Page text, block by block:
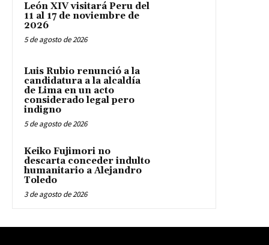
León XIV visitará Peru del
11 al 17 de noviembre de
2026
5 de agosto de 2026
Luis Rubio renunció a la
candidatura a la alcaldía
de Lima en un acto
considerado legal pero
indigno
5 de agosto de 2026
Keiko Fujimori no
descarta conceder indulto
humanitario a Alejandro
Toledo
3 de agosto de 2026